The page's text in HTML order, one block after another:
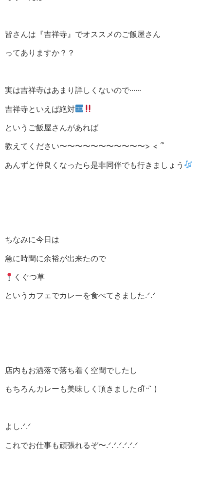
皆さんは『吉祥寺』でオススメのご飯屋さん
ってありますか？？
実は吉祥寺はあまり詳しくないので······
吉祥寺といえば絶対
というご飯屋さんがあれば
教えてください〜〜〜〜〜〜〜〜〜〜〜> < ՞
あんずと仲良くなったら是非同伴でも行きましょう
ちなみに今日は
急に時間に余裕が出来たので
くぐつ草
というカフェでカレーを食べてきました.ᐟ‪.ᐟ
店内もお洒落で落ち着く空間でしたし
もちろんカレーも美味しく頂きましたദി ᷇ᵕ ᷆ )
よし.ᐟ‪.ᐟ
これでお仕事も頑張れるぞ〜.ᐟ‪.ᐟ.ᐟ‪.ᐟ.ᐟ‪.ᐟ